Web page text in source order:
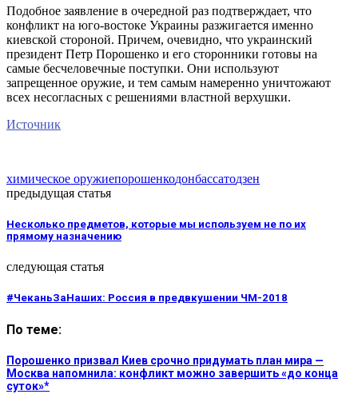
Подобное заявление в очередной раз подтверждает, что
конфликт на юго-востоке Украины разжигается именно
киевской стороной. Причем, очевидно, что украинский
президент Петр Порошенко и его сторонники готовы на
самые бесчеловечные поступки. Они используют
запрещенное оружие, и тем самым намеренно уничтожают
всех несогласных с решениями властной верхушки.
Источник
химическое оружиепорошенкодонбассатодзен
предыдущая статья
Несколько предметов, которые мы используем не по их
прямому назначению
следующая статья
#ЧеканьЗаНаших: Россия в предвкушении ЧМ-2018
По теме:
Порошенко призвал Киев срочно придумать план мира —
Москва напомнила: конфликт можно завершить «до конца
суток»*